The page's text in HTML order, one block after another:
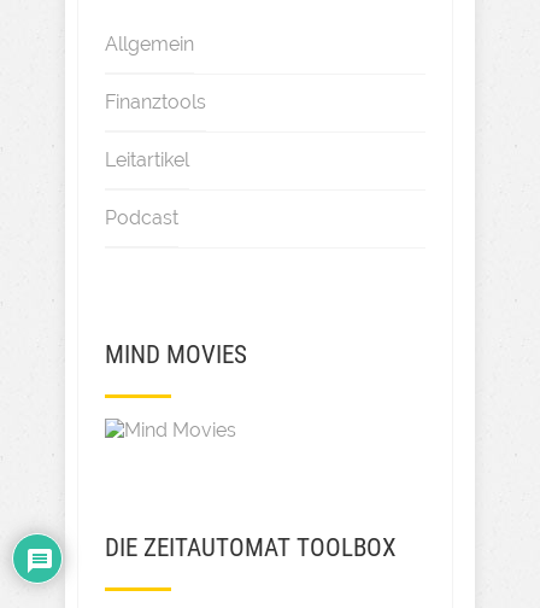
Allgemein
Finanztools
Leitartikel
Podcast
MIND MOVIES
DIE ZEITAUTOMAT TOOLBOX